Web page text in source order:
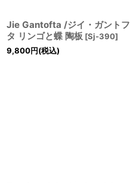
Jie Gantofta /ジイ・ガントフ
タ リンゴと蝶 陶板 [Sj-390]
9,800円(税込)